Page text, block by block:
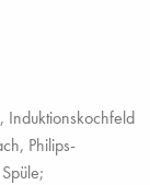
Induktionskochfeld
Philips-